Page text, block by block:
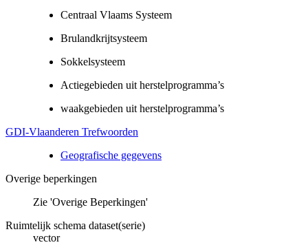
Centraal Vlaams Systeem
Brulandkrijtsysteem
Sokkelsysteem
Actiegebieden uit herstelprogramma’s
waakgebieden uit herstelprogramma’s
GDI-Vlaanderen Trefwoorden
Geografische gegevens
Overige beperkingen
Zie 'Overige Beperkingen'
Ruimtelijk schema dataset(serie)
vector